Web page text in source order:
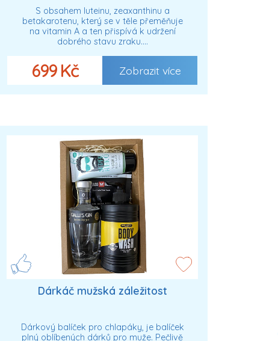
S obsahem luteinu, zeaxanthinu a
betakarotenu, který se v těle přeměňuje
na vitamin A a ten přispívá k udržení
dobrého stavu zraku.…
699 Kč Zobrazit více
Dárkáč mužská záležitost
Dárkový balíček pro chlapáky, je balíček
plný oblíbených dárků pro muže. Pečlivě